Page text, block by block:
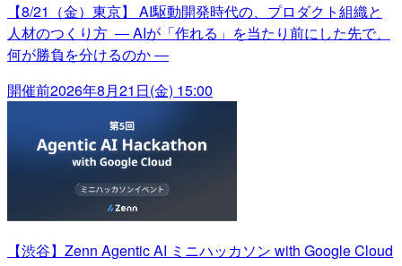
【8/21（金）東京】 AI駆動開発時代の、プロダクト組織と
人材のつくり方 ― AIが「作れる」を当たり前にした先で、
何が勝負を分けるのか ―
開催前2026年8月21日(金) 15:00
【渋谷】Zenn Agentic AI ミニハッカソン with Google Cloud